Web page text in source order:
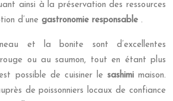
ainsi à la préservation des ressources
d’une gastronomie responsable .
et la bonite sont d’excellentes
ou au saumon, tout en étant plus
possible de cuisiner le sashimimaison.
de poissonniers locaux de confiance